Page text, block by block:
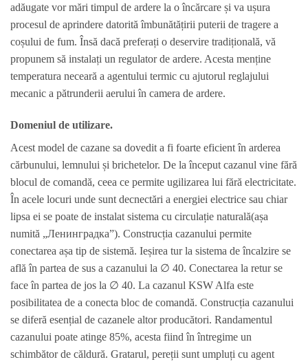
adăugate vor mări timpul de ardere la o încărcare și va ușura
procesul de aprindere datorită îmbunătățirii puterii de tragere a
coșului de fum. Însă dacă preferați o deservire tradițională, vă
propunem să instalați un regulator de ardere. Acesta menține
temperatura neceară a agentului termic cu ajutorul reglajului
mecanic a pătrunderii aerului în camera de ardere.
Domeniul de utilizare.
Acest model de cazane sa dovedit a fi foarte eficient în arderea
cărbunului, lemnului și brichetelor. De la început cazanul vine fără
blocul de comandă, ceea ce permite ugilizarea lui fără electricitate.
În acele locuri unde sunt decnectări a energiei electrice sau chiar
lipsa ei se poate de instalat sistema cu circulație naturală(așa
numită „Ленинградка”). Construcția cazanului permite
conectarea așa tip de sistemă. Ieșirea tur la sistema de încalzire se
află în partea de sus a cazanului la ∅ 40. Conectarea la retur se
face în partea de jos la ∅ 40. La cazanul KSW Alfa este
posibilitatea de a conecta bloc de comandă. Construcția cazanului
se diferă esențial de cazanele altor producători. Randamentul
cazanului poate atinge 85%, acesta fiind în întregime un
schimbător de căldură. Gratarul, pereții sunt umpluți cu agent